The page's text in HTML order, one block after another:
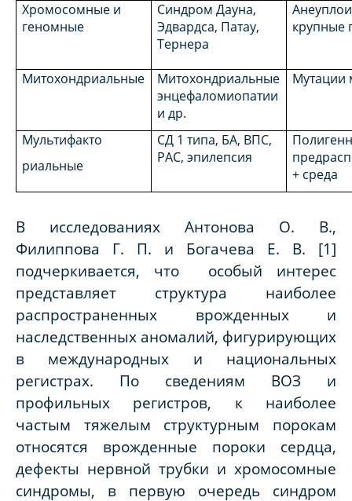
Хромосомные и
геномные
Синдром Дауна,
Эдвардса, Патау,
Тернера
крупные
Митохондриальные
Митохондриальные
энцефаломиопатии
и др.
Мутации
Мультифакто
риальные
СД 1 типа, БА, ВПС,
РАС, эпилепсия
+ среда
В исследованиях Антонова О. В.,
Филиппова Г. П. и Богачева Е. В. [1]
подчеркивается, что особый интерес
представляет структура наиболее
распространенных врожденных и
наследственных аномалий, фигурирующих
в международных и национальных
регистрах. По сведениям ВОЗ и
профильных регистров, к наиболее
частым тяжелым структурным порокам
относятся врожденные пороки сердца,
дефекты нервной трубки и хромосомные
синдромы, в первую очередь синдром